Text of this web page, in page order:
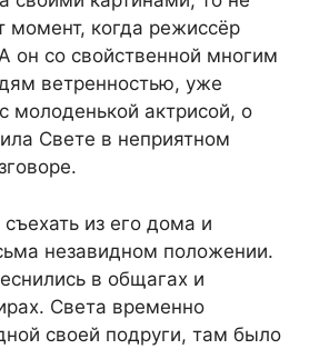
момент, когда режиссёр
он со свойственной многим
ветренностью, уже
молоденькой актрисой, о
Свете в неприятном
из его дома и
незавидном положении.
в общагах и
Света временно
своей подруги, там было